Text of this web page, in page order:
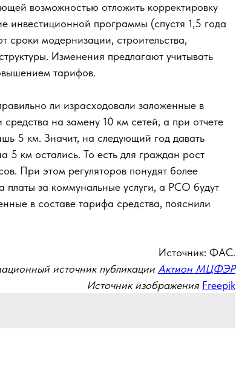
возможностью отложить корректировку
инвестиционной программы (спустя 1,5 года
сроки модернизации, строительства,
Изменения предлагают учитывать
тарифов.
ли израсходовали заложенные в
на замену 10 км сетей, а при отчете
5 км. Значит, на следующий год давать
5 км остались. То есть для граждан рост
При этом регуляторов понудят более
платы за коммунальные услуги, а РСО будут
в составе тарифа средства, пояснили
Источник: ФАС.
источник публикации Актион МЦФЭР
Источник изображения Freepik